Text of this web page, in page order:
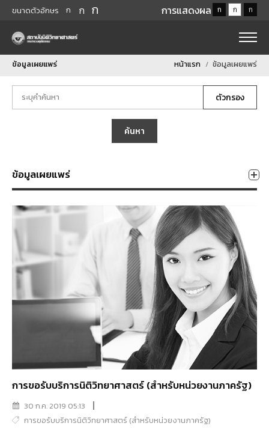
ขนาดตัวอักษร ก ก ก การแสดงผล ก ก ก
ข้อมูลเผยแพร่ หน้าแรก ข้อมูลเผยแพร่
ตัวกรอง
ค้นหา
ข้อมูลเผยแพร่
การขอรับบริการนิติวิทยาศาสตร์ (สำหรับหน่วยงานภาครัฐ)
30 ก.ค. 2019 05:13
การขอรับบริการนิติวิทยาศาสตร์ (สำหรับหน่วยงานภาครัฐ)